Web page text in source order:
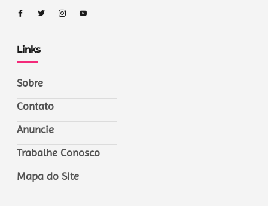
Links
Sobre
Contato
Anuncie
Trabalhe Conosco
Mapa do Site